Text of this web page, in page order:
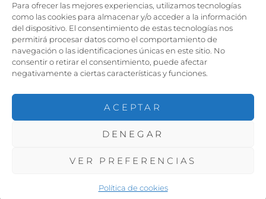
Para ofrecer las mejores experiencias, utilizamos tecnologías
como las cookies para almacenar y/o acceder a la información
del dispositivo. El consentimiento de estas tecnologías nos
permitirá procesar datos como el comportamiento de
navegación o las identificaciones únicas en este sitio. No
consentir o retirar el consentimiento, puede afectar
negativamente a ciertas características y funciones.
ACEPTAR
DENEGAR
VER PREFERENCIAS
Política de cookies
Capturar y compartir
Vía larga
DERECHOS RESERVADOS. |